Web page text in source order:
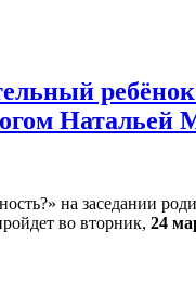
Натальей
во вторник, 24